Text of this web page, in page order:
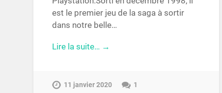
est le premier jeu de la saga à sortir
dans notre belle…
Lire la suite… →
11 janvier 2020 1